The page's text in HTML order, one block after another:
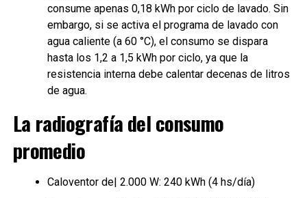
consume apenas 0,18 kWh por ciclo de lavado. Sin
embargo, si se activa el programa de lavado con
agua caliente (a 60 °C), el consumo se dispara
hasta los 1,2 a 1,5 kWh por ciclo, ya que la
resistencia interna debe calentar decenas de litros
de agua.
La radiografía del consumo
promedio
Caloventor de| 2.000 W: 240 kWh (4 hs/día)